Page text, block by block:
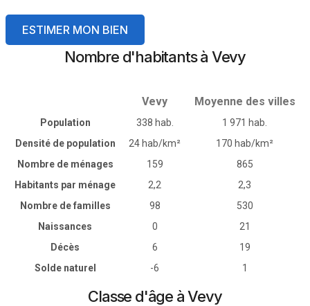
ESTIMER MON BIEN
Nombre d'habitants à Vevy
Vevy Moyenne des villes
Population 338 hab.
1 971 hab.
Densité de population
24 hab/km²
170 hab/km²
Nombre de ménages
159
865
Habitants par ménage
2,2
2,3
Nombre de familles
98
530
Naissances
0
21
Décès
6
19
Solde naturel
-6 1
Classe d'âge à Vevy